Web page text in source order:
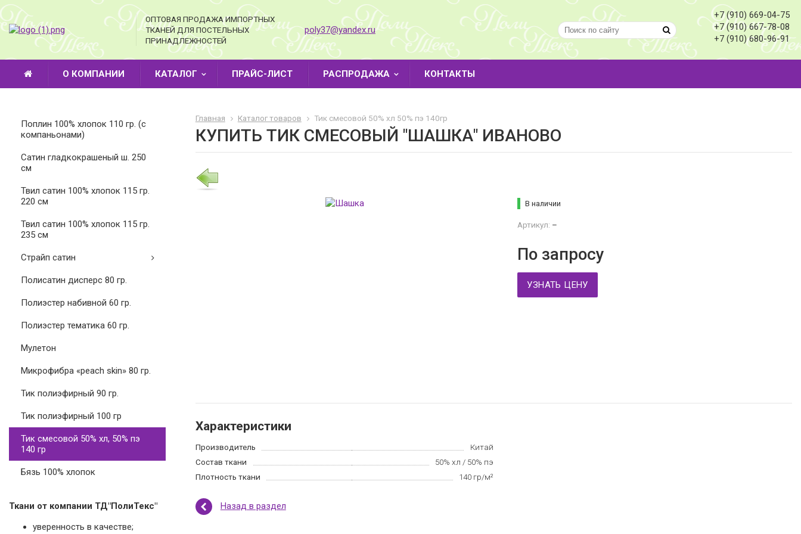
ОПТОВАЯ ПРОДАЖА ИМПОРТНЫХ
ТКАНЕЙ ДЛЯ ПОСТЕЛЬНЫХ
ПРИНАДЛЕЖНОСТЕЙ
poly37@yandex.ru
+7 (910) 669-04-75
+7 (910) 667-78-08
+7 (910) 680-96-91
О КОМПАНИИ КАТАЛОГ ПРАЙС-ЛИСТ РАСПРОДАЖА КОНТАКТЫ
Поплин 100% хлопок 110 гр. (с
компаньонами)
Cатин гладкокрашеный ш. 250
см
Твил сатин 100% хлопок 115 гр.
220 см
Твил сатин 100% хлопок 115 гр.
235 см
Страйп сатин
Полисатин дисперс 80 гр.
Полиэстер набивной 60 гр.
Полиэстер тематика 60 гр.
Мулетон
Микрофибра «peach skin» 80 гр.
Тик полиэфирный 90 гр.
Тик полиэфирный 100 гр
Тик смесовой 50% хл, 50% пэ
140 гр
Бязь 100% хлопок
Ткани от компании ТД"ПолиТекс"
уверенность в качестве;
Главная Каталог товаров Тик смесовой 50% хл 50% пэ 140гр
КУПИТЬ ТИК СМЕСОВЫЙ "ШАШКА" ИВАНОВО
В наличии
Артикул: –
По запросу
УЗНАТЬ ЦЕНУ
Характеристики
Производитель
Китай
Состав ткани
50% хл / 50% пэ
Плотность ткани
140 гр/м²
Назад в раздел